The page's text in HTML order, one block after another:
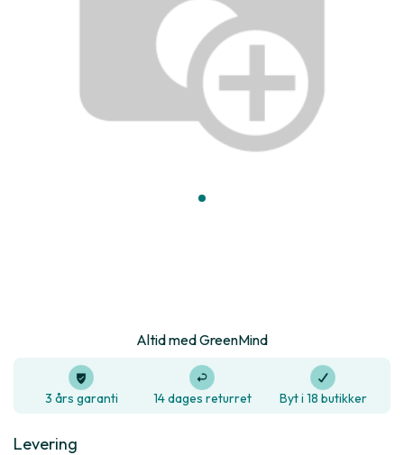
Altid med GreenMind
3 års garanti 14 dages returret Byt i 18 butikker
Levering